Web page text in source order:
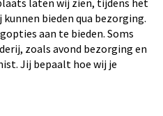
laten wij zien, tijdens het
bieden qua bezorging.
aan te bieden. Soms
zoals avond bezorging en
Jij bepaalt hoe wij je